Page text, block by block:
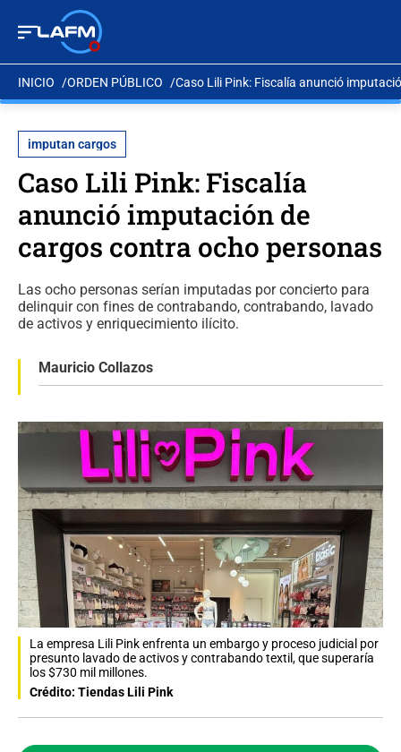
INICIO ORDEN PÚBLICO Caso Lili Pink: Fiscalía anunció
imputan cargos
Caso Lili Pink: Fiscalía
anunció imputación de
cargos contra ocho personas
Las ocho personas serían imputadas por concierto para
delinquir con fines de contrabando, contrabando, lavado
de activos y enriquecimiento ilícito.
Mauricio Collazos
La empresa Lili Pink enfrenta un embargo y proceso judicial por
presunto lavado de activos y contrabando textil, que superaría
los $730 mil millones.
Crédito: Tiendas Lili Pink